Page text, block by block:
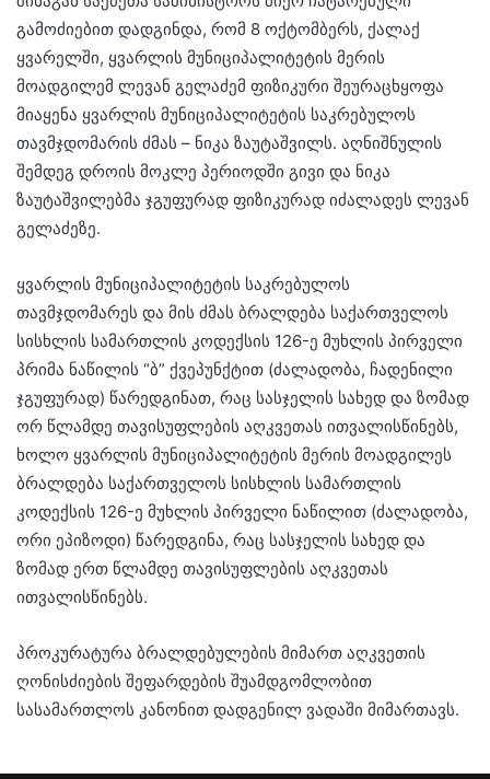
გამოძიებით დადგინდა, რომ 8 ოქტომბერს, ქალაქ
ყვარელში, ყვარლის მუნიციპალიტეტის მერის
მოადგილემ ლევან გელაძემ ფიზიკური შეურაცხყოფა
მიაყენა ყვარლის მუნიციპალიტეტის საკრებულოს
თავმჯდომარის ძმას – ნიკა ზაუტაშვილს. აღნიშნულის
შემდეგ დროის მოკლე პერიოდში გივი და ნიკა
ზაუტაშვილებმა ჯგუფურად ფიზიკურად იძალადეს ლევან
გელაძეზე.
ყვარლის მუნიციპალიტეტის საკრებულოს
თავმჯდომარეს და მის ძმას ბრალდება საქართველოს
სისხლის სამართლის კოდექსის 126-ე მუხლის პირველი
პრიმა ნაწილის “ბ” ქვეპუნქტით (ძალადობა, ჩადენილი
ჯგუფურად) წარედგინათ, რაც სასჯელის სახედ და ზომად
ორ წლამდე თავისუფლების აღკვეთას ითვალისწინებს,
ხოლო ყვარლის მუნიციპალიტეტის მერის მოადგილეს
ბრალდება საქართველოს სისხლის სამართლის
კოდექსის 126-ე მუხლის პირველი ნაწილით (ძალადობა,
ორი ეპიზოდი) წარედგინა, რაც სასჯელის სახედ და
ზომად ერთ წლამდე თავისუფლების აღკვეთას
ითვალისწინებს.
პროკურატურა ბრალდებულების მიმართ აღკვეთის
ღონისძიების შეფარდების შუამდგომლობით
სასამართლოს კანონით დადგენილ ვადაში მიმართავს.